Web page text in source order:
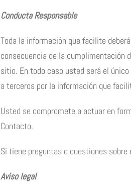
Conducta Responsable
Toda la información que facilite
consecuencia de la cumplimentación
sitio. En todo caso usted será el
a terceros por la información que
Usted se compromete a actuar en
Contacto.
Si tiene preguntas o cuestiones
Aviso legal